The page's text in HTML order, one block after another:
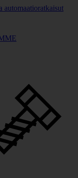
automaatioratkaisut